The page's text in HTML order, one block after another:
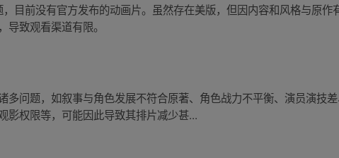
，目前没有官方发布的动画片。虽然存在美版，但因内容和风格与原
致观看渠道有限。
多问题，如叙事与角色发展不符合原著、角色战力不平衡、演员演技
影权限等，可能因此导致其排片减少甚...